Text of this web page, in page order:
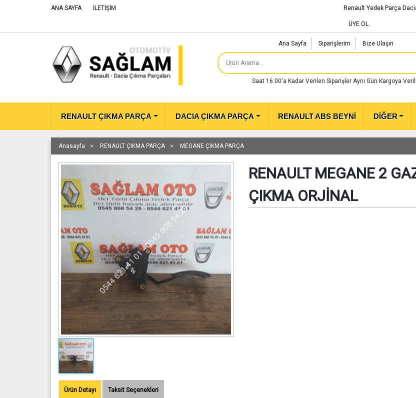
ANA SAYFA İLETİŞİM Renault Yedek Parça
ÜYE OL
Ana Sayfa Siparişlerim Bize Ulaşın
Saat 16:00'a Kadar Verilen Siparişler Aynı Gün Kargoya
RENAULT ÇIKMA PARÇA DACIA ÇIKMA PARÇA RENAULT ABS BEYNİ DİĞER
Anasayfa RENAULT ÇIKMA PARÇA MEGANE ÇIKMA PARÇA
RENAULT MEGANE 2
ÇIKMA ORJİNAL
Ürün Detayı Taksit Seçenekleri